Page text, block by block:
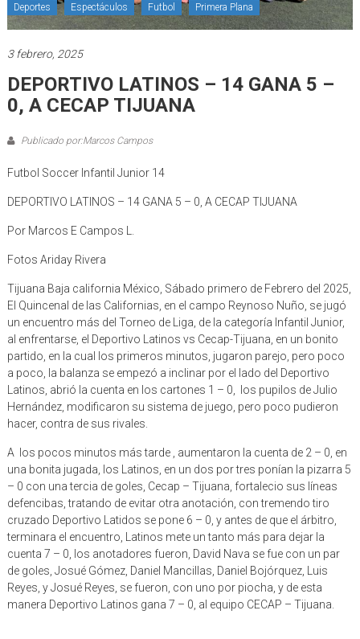
Deportes Espectáculos Futbol Primera Plana
3 febrero, 2025
DEPORTIVO LATINOS – 14 GANA 5 –
0, A CECAP TIJUANA
Publicado por:Marcos Campos
Futbol Soccer Infantil Junior 14
DEPORTIVO LATINOS – 14 GANA 5 – 0, A CECAP TIJUANA
Por Marcos E Campos L.
Fotos Ariday Rivera
Tijuana Baja california México, Sábado primero de Febrero del 2025,
El Quincenal de las Californias, en el campo Reynoso Nuño, se jugó
un encuentro más del Torneo de Liga, de la categoría Infantil Junior,
al enfrentarse, el Deportivo Latinos vs Cecap-Tijuana, en un bonito
partido, en la cual los primeros minutos, jugaron parejo, pero poco
a poco, la balanza se empezó a inclinar por el lado del Deportivo
Latinos, abrió la cuenta en los cartones 1 – 0, los pupilos de Julio
Hernández, modificaron su sistema de juego, pero poco pudieron
hacer, contra de sus rivales.
A los pocos minutos más tarde , aumentaron la cuenta de 2 – 0, en
una bonita jugada, los Latinos, en un dos por tres ponían la pizarra 5
– 0 con una tercia de goles, Cecap – Tijuana, fortalecio sus líneas
defencibas, tratando de evitar otra anotación, con tremendo tiro
cruzado Deportivo Latidos se pone 6 – 0, y antes de que el árbitro,
terminara el encuentro, Latinos mete un tanto más para dejar la
cuenta 7 – 0, los anotadores fueron, David Nava se fue con un par
de goles, Josué Gómez, Daniel Mancillas, Daniel Bojórquez, Luis
Reyes, y Josué Reyes, se fueron, con uno por piocha, y de esta
manera Deportivo Latinos gana 7 – 0, al equipo CECAP – Tijuana.